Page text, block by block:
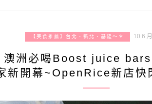
【美食推薦】台北、新北、基隆～＊ 10 6
澳洲必喝Boost juice
新開幕~OpenRice新店快